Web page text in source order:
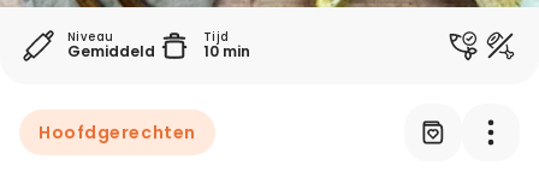
Leer koken als een chef
Kooktips & blogs
Niveau
Gemiddeld
Tijd
10 min
Hoofdgerechten